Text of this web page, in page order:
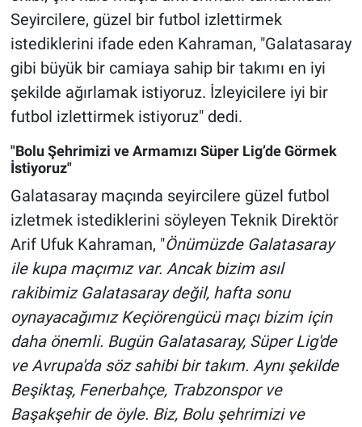
Seyircilere, güzel bir futbol izlettirmek
istediklerini ifade eden Kahraman, "Galatasaray
gibi büyük bir camiaya sahip bir takımı en iyi
şekilde ağırlamak istiyoruz. İzleyicilere iyi bir
futbol izlettirmek istiyoruz" dedi.
"Bolu Şehrimizi ve Armamızı Süper Lig’de Görmek
İstiyoruz"
Galatasaray maçında seyircilere güzel futbol
izletmek istediklerini söyleyen Teknik Direktör
Arif Ufuk Kahraman, "Önümüzde Galatasaray
ile kupa maçımız var. Ancak bizim asıl
rakibimiz Galatasaray değil, hafta sonu
oynayacağımız Keçiörengücü maçı bizim için
daha önemli. Bugün Galatasaray, Süper Lig'de
ve Avrupa'da söz sahibi bir takım. Aynı şekilde
Beşiktaş, Fenerbahçe, Trabzonspor ve
Başakşehir de öyle. Biz, Bolu şehrimizi ve